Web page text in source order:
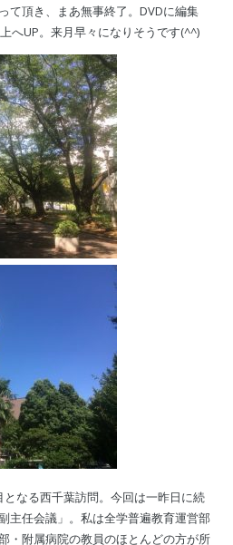
て頂き、まあ無事終了。DVDに編集
へUP。来月早々になりそうです(^^)
なる西千葉訪問。今回は一昨日に続
任会議」。私は全学普遍教育運営部
・附属病院の教員のほとんどの方が所